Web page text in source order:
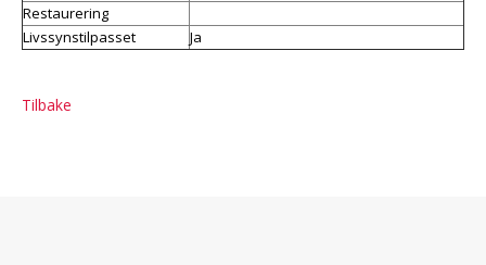
Restaurering
Livssynstilpasset
Ja
Tilbake